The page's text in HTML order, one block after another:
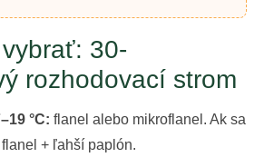
30-
rozhodovací strom
°C: flanel alebo mikroflanel. Ak sa
+ ľahší paplón.